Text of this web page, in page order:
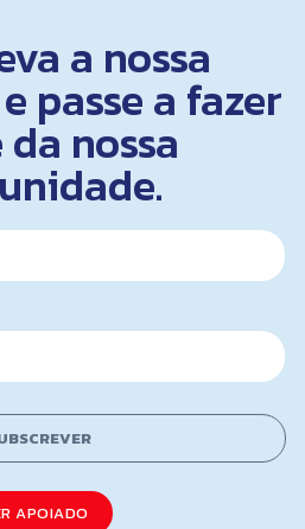
a nossa
passe a fazer
nossa
APOIADO